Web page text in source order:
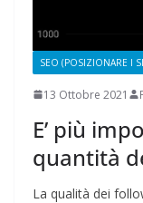
SEO (POSIZIONARE I
13 Ottobre 2021
E’ più
quantità
La qualità dei